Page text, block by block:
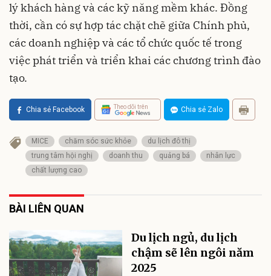
lý khách hàng và các kỹ năng mềm khác. Đồng
thời, cần có sự hợp tác chặt chẽ giữa Chính phủ,
các doanh nghiệp và các tổ chức quốc tế trong
việc phát triển và triển khai các chương trình đào
tạo.
Chia sẻ Facebook Theo dõi trên Chia sẻ Zalo
MICE chăm sóc sức khỏe
du lịch đô thị
trung tâm hội nghị
doanh thu quảng bá
nhân lực
chất lượng cao
BÀI LIÊN QUAN
Du lịch ngủ, du lịch
chậm sẽ lên ngôi năm
2025